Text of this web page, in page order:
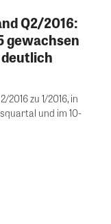
Q2/2016:
gewachsen
zu 1/2016, in
und im 10-